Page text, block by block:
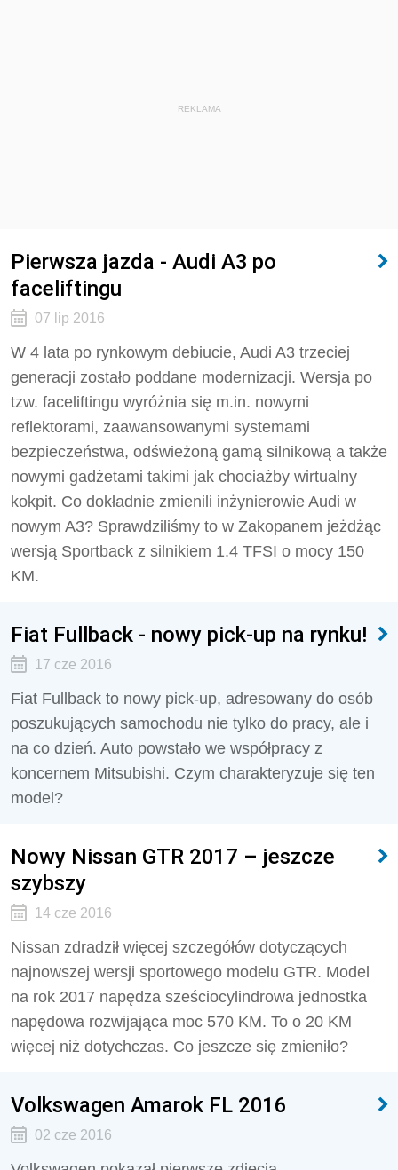
REKLAMA
Pierwsza jazda - Audi A3 po
faceliftingu
07 lip 2016
W 4 lata po rynkowym debiucie, Audi A3 trzeciej
generacji zostało poddane modernizacji. Wersja po
tzw. faceliftingu wyróżnia się m.in. nowymi
reflektorami, zaawansowanymi systemami
bezpieczeństwa, odświeżoną gamą silnikową a także
nowymi gadżetami takimi jak chociażby wirtualny
kokpit. Co dokładnie zmienili inżynierowie Audi w
nowym A3? Sprawdziliśmy to w Zakopanem jeżdżąc
wersją Sportback z silnikiem 1.4 TFSI o mocy 150
KM.
Fiat Fullback - nowy pick-up na rynku!
17 cze 2016
Fiat Fullback to nowy pick-up, adresowany do osób
poszukujących samochodu nie tylko do pracy, ale i
na co dzień. Auto powstało we współpracy z
koncernem Mitsubishi. Czym charakteryzuje się ten
model?
Nowy Nissan GTR 2017 – jeszcze
szybszy
14 cze 2016
Nissan zdradził więcej szczegółów dotyczących
najnowszej wersji sportowego modelu GTR. Model
na rok 2017 napędza sześciocylindrowa jednostka
napędowa rozwijająca moc 570 KM. To o 20 KM
więcej niż dotychczas. Co jeszcze się zmieniło?
Volkswagen Amarok FL 2016
02 cze 2016